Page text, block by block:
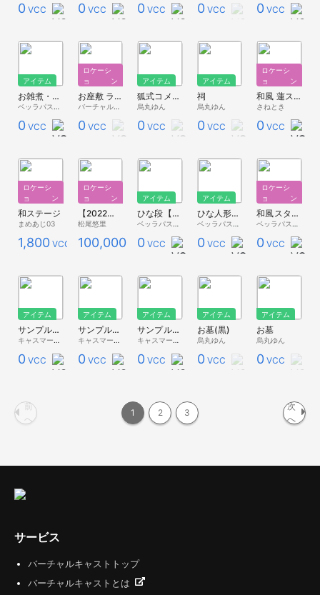
0 VCC 0 VCC 0 VCC 0 VCC 0 VCC
アイテム
お雑煮・関東風【ベッライート】
0 VCC
ロケーシ
ョン
お座敷 ライト設定版
バーチャルキャスト公式 素材配布
0 VCC
アイテム
狐式コメントビューア
烏丸ゆん
0 VCC
アイテム
祠
烏丸ゆん
0 VCC
ロケーシ
ョン
和風 蓮スタジオ
さねとき
0 VCC
ロケーシ
ョン
和ステージ
まめあじ03
1,800 VCC
ロケーシ
ョン
【2022年3月分FANBOX】和風の部屋
松尾悠里
100,000 VCC
アイテム
ひな段【ベッラ家具】
0 VCC
アイテム
ひな人形【ベッラ家具】
0 VCC
ロケーシ
ョン
和風スタジオ【ベッラスタジオ】
0 VCC
アイテム
サンプルブースL「大正モダニズム」【秋キャス2023】
0 VCC
アイテム
サンプルブースM「大正モダニズム」【秋キャス2023】
0 VCC
アイテム
サンプルブースS「大正モダニズム」【秋キャス2023】
0 VCC
アイテム
お墓(黒)
烏丸ゆん
0 VCC
アイテム
お墓
烏丸ゆん
0 VCC
前
へ
1 2 3
次
へ
サービス
バーチャルキャストトップ
バーチャルキャストとは